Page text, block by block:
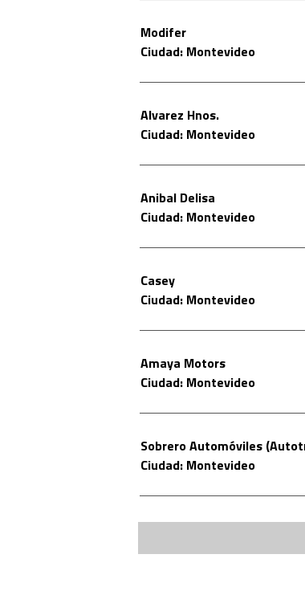
Modifer
Ciudad: Montevideo
Alvarez Hnos.
Ciudad: Montevideo
Anibal Delisa
Ciudad: Montevideo
Casey
Ciudad: Montevideo
Amaya Motors
Ciudad: Montevideo
Sobrero Automóviles
Ciudad: Montevideo